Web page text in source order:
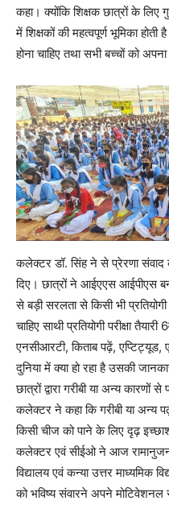
कहा। क्योंकि शिक्षक छात्रों के लिए
में शिक्षकों की महत्वपूर्ण भूमिका
होना चाहिए तथा सभी बच्चों को
कलेक्टर डॉ. सिंह ने से प्रेरणा संवाद
दिए। छात्रों ने आईएएस आईपीएस
से बड़ी सरलता से किसी भी प्रतियोगी
चाहिए साथी प्रतियोगी परीक्षा
एनसीआरटी, किताब पढ़ें, एप्टिट्यूड,
दुनिया में क्या हो रहा है उसकी
छात्रों द्वारा गरीबी या अन्य
कलेक्टर ने कहा कि गरीबी या अन्य
किसी चीज को पाने के लिए दृढ़
कलेक्टर एवं सीईओ ने आज
विद्यालय एवं कन्या उत्तर माध्यमिक
को भविष्य संवारने अपने